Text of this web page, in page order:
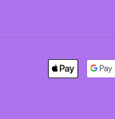
Maksutavat